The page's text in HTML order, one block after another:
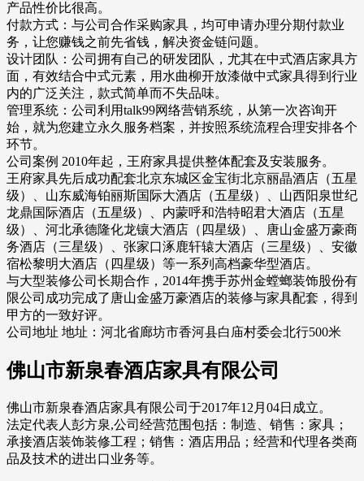
产品性价比很高。
付款方式：与公司合作采购家具，均可申请办理分期付款业
务，让您赚钱之前先省钱，解决资金链问题。
设计团队：公司拥有自己的研发团队，尤其在中式酒店家具方
面，有效结合中式元素，用水曲柳开放漆做中式家具得到行业
内的广泛关注，款式简单而不失品味。
管理系统：公司利用talk99网络营销系统，从第一次咨询开
始，就为您建立永久服务档案，并按照系统流程合理安排各个
环节。
公司案例 2010年起，王府家具提供整体配套及安装服务。
王府家具先后成功配套北京东城区金宝街北京丽晶酒店（五星
级）、山东威海铂丽斯国际大酒店（五星级）、山西阳泉世纪
龙鼎国际酒店（五星级）、内蒙呼和浩特昭君大酒店（五星
级）、河北承德隆化龙镶大酒店（四星级）、唐山金盛万豪商
务酒店（三星级）、张家口涿鹿轩辕大酒店（三星级）、安徽
宿松黎明大酒店（四星级）等一系列高档豪华型酒店。
与大型装修公司长期合作，2014年携手苏州金螳螂装饰股份有
限公司成功完成了唐山金盛万豪酒店的装修与家具配套，得到
甲方的一致好评。
公司地址 地址：河北省廊坊市香河县白庙村委会北行500米
佛山市新泉春酒店家具有限公司
佛山市新泉春酒店家具有限公司于2017年12月04日成立。
法定代表人彭方泉,公司经营范围包括：制造、销售：家具；
承接酒店装饰装修工程；销售：酒店用品；经营和代理各类商
品及技术的进出口业务等。